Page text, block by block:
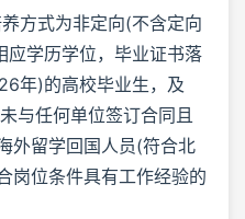
方式为非定向(不含定向
应学历学位，毕业证书落
年)的高校毕业生，及
与任何单位签订合同且
外留学回国人员(符合北
岗位条件具有工作经验的